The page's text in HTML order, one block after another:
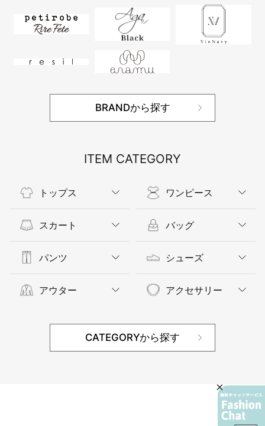
BRANDから探す
ITEM CATEGORY
トップス
スカート
パンツ
アウター
ワンピース
バッグ
シューズ
アクセサリー
CATEGORYから探す